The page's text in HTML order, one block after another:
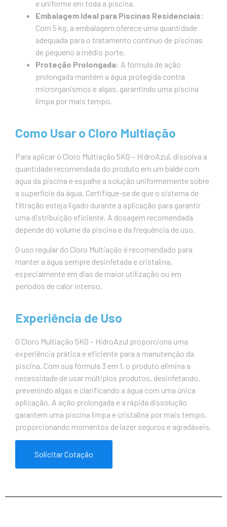
e uniforme em toda a piscina.
Embalagem Ideal para Piscinas Residenciais:
Com 5 kg, a embalagem oferece uma quantidade
adequada para o tratamento contínuo de piscinas
de pequeno a médio porte.
Proteção Prolongada: A fórmula de ação
prolongada mantém a água protegida contra
microrganismos e algas, garantindo uma piscina
limpa por mais tempo.
Como Usar o Cloro Multiação
Para aplicar o Cloro Multiação 5KG – HidroAzul, dissolva a
quantidade recomendada do produto em um balde com
água da piscina e espalhe a solução uniformemente sobre
a superfície da água. Certifique-se de que o sistema de
filtração esteja ligado durante a aplicação para garantir
uma distribuição eficiente. A dosagem recomendada
depende do volume da piscina e da frequência de uso.
O uso regular do Cloro Multiação é recomendado para
manter a água sempre desinfetada e cristalina,
especialmente em dias de maior utilização ou em
períodos de calor intenso.
Experiência de Uso
O Cloro Multiação 5KG – HidroAzul proporciona uma
experiência prática e eficiente para a manutenção da
piscina. Com sua fórmula 3 em 1, o produto elimina a
necessidade de usar múltiplos produtos, desinfetando,
prevenindo algas e clarificando a água com uma única
aplicação. A ação prolongada e a rápida dissolução
garantem uma piscina limpa e cristalina por mais tempo,
proporcionando momentos de lazer seguros e agradáveis.
Solicitar Cotação